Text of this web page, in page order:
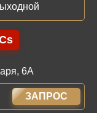
6А
ЗАПРОС